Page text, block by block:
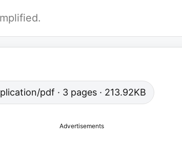
pdf · 3 pages · 213.92KB
Advertisements